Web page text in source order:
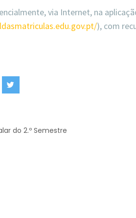
via Internet, na
), com
do 2.º Semestre